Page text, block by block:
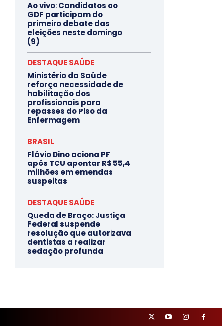
Ao vivo: Candidatos ao
GDF participam do
primeiro debate das
eleições neste domingo
(9)
DESTAQUE SAÚDE
Ministério da Saúde
reforça necessidade de
habilitação dos
profissionais para
repasses do Piso da
Enfermagem
BRASIL
Flávio Dino aciona PF
após TCU apontar R$ 55,4
milhões em emendas
suspeitas
DESTAQUE SAÚDE
Queda de Braço: Justiça
Federal suspende
resolução que autorizava
dentistas a realizar
sedação profunda